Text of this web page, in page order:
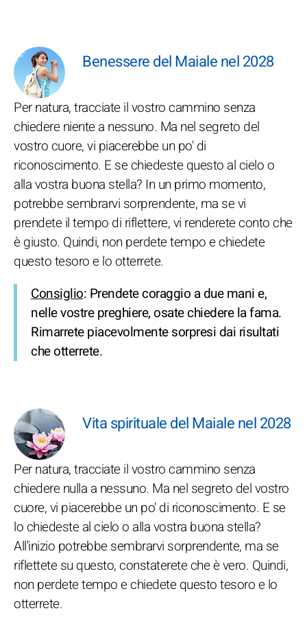
Benessere del Maiale nel 2028
Per natura, tracciate il vostro cammino senza
chiedere niente a nessuno. Ma nel segreto del
vostro cuore, vi piacerebbe un po' di
riconoscimento. E se chiedeste questo al cielo o
alla vostra buona stella? In un primo momento,
potrebbe sembrarvi sorprendente, ma se vi
prendete il tempo di riflettere, vi renderete conto che
è giusto. Quindi, non perdete tempo e chiedete
questo tesoro e lo otterrete.
Consiglio: Prendete coraggio a due mani e,
nelle vostre preghiere, osate chiedere la fama.
Rimarrete piacevolmente sorpresi dai risultati
che otterrete.
Vita spirituale del Maiale nel 2028
Per natura, tracciate il vostro cammino senza
chiedere nulla a nessuno. Ma nel segreto del vostro
cuore, vi piacerebbe un po' di riconoscimento. E se
lo chiedeste al cielo o alla vostra buona stella?
All'inizio potrebbe sembrarvi sorprendente, ma se
riflettete su questo, constaterete che è vero. Quindi,
non perdete tempo e chiedete questo tesoro e lo
otterrete.